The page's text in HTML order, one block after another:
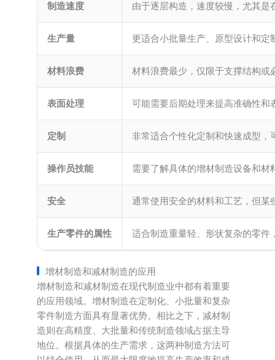
制造速度 由于逐层构造，速度较慢，尤其
生产量 更适合小批量生产、原型设计和定
材料浪费 材料浪费最少，仅限于支撑结构或
表面处理 可能需要后期处理来提高准确性和
定制 非常适合个性化定制和快速成型，
操作员技能 需要了解具体的增材制造设备和材
安全 通常使用安全的材料和工艺，但
生产零件的属性 适合制造重量轻、形状复杂的零
增材制造和减材制造的应用
增材制造和减材制造在现代制造业中都有着重要
的应用领域。增材制造在定制化、小批量和复杂
零件制造方面具有显著优势。相比之下，减材制
造则在高精度、大批量和传统制造领域占据主导
地位。根据具体的生产需求，这两种制造方法可